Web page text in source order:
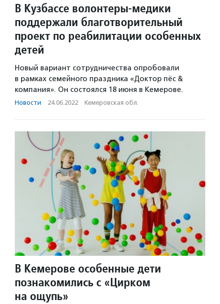
В Кузбассе волонтеры-медики
поддержали благотворительный
проект по реабилитации особенных
детей
Новый вариант сотрудничества опробовали
в рамках семейного праздника «Доктор пёс &
компания». Он состоялся 18 июня в Кемерове.
Новости · 24.06.2022 · Кемеровская обл.
В Кемерове особенные дети
познакомились с «Цирком
на ощупь»